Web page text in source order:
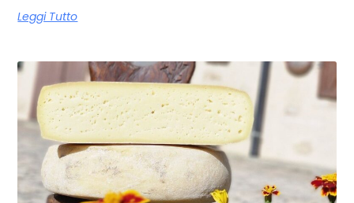
Leggi Tutto